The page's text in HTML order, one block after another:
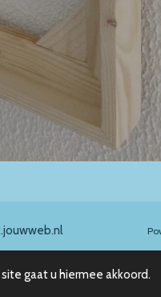
gaat u hiermee akkoord.